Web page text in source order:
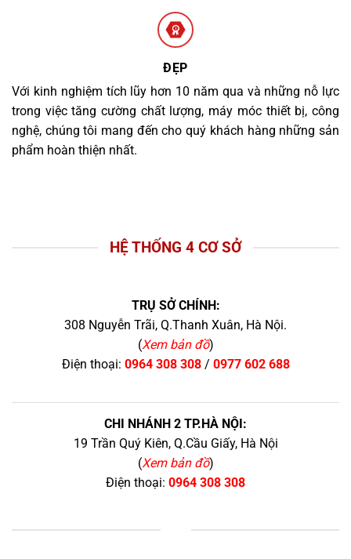
ĐẸP
Với kinh nghiệm tích lũy hơn 10 năm qua và những nỗ lực
trong việc tăng cường chất lượng, máy móc thiết bị, công
nghệ, chúng tôi mang đến cho quý khách hàng những sản
phẩm hoàn thiện nhất.
HỆ THỐNG 4 CƠ SỞ
TRỤ SỞ CHÍNH:
308 Nguyễn Trãi, Q.Thanh Xuân, Hà Nội.
(Xem bản đồ)
Điện thoại: 0964 308 308/ 0977 602 688
CHI NHÁNH 2 TP.HÀ NỘI:
19 Trần Quý Kiên, Q.Cầu Giấy, Hà Nội
(Xem bản đồ)
Điện thoại: 0964 308 308